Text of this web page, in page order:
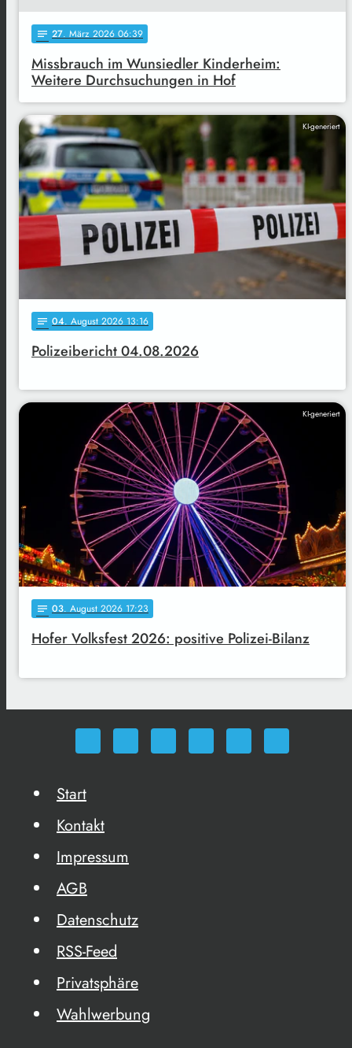
notes 27. März 2026 06:39
Missbrauch im Wunsiedler Kinderheim:
Weitere Durchsuchungen in Hof
KI-generiert
notes 04. August 2026 13:16
Polizeibericht 04.08.2026
KI-generiert
notes 03. August 2026 17:23
Hofer Volksfest 2026: positive Polizei-Bilanz
Start
Kontakt
Impressum
AGB
Datenschutz
RSS-Feed
Privatsphäre
Wahlwerbung